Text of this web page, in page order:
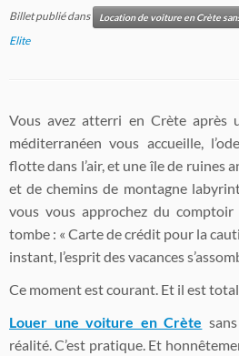
Billet publié dans Location de voiture en Crète
Elite
Vous avez atterri en Crète après
méditerranéen vous accueille,
flotte dans l’air, et une île de ruines
et de chemins de montagne
vous vous approchez du
tombe : « Carte de crédit pour la
instant, l’esprit des vacances
Ce moment est courant. Et il est
Louer une voiture en Crète
réalité. C’est pratique. Et